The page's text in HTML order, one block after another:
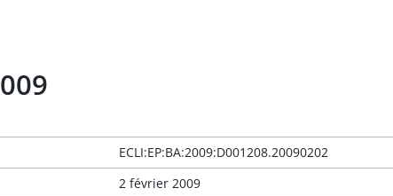
ECLI:EP:BA:2009:D001208.20090202
2 février 2009